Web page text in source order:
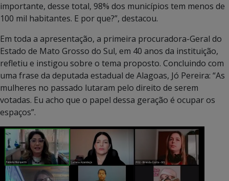
importante, desse total, 98% dos municípios tem menos de
100 mil habitantes. E por que?”, destacou.
Em toda a apresentação, a primeira procuradora-Geral do
Estado de Mato Grosso do Sul, em 40 anos da instituição,
refletiu e instigou sobre o tema proposto. Concluindo com
uma frase da deputada estadual de Alagoas, Jó Pereira: “As
mulheres no passado lutaram pelo direito de serem
votadas. Eu acho que o papel dessa geração é ocupar os
espaços”.